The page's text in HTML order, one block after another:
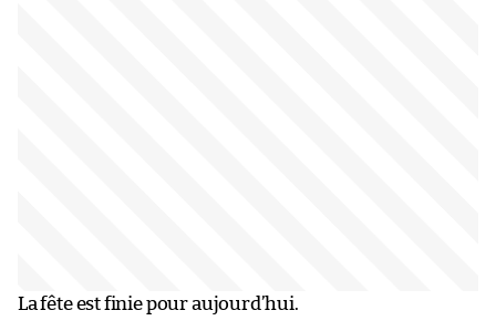
La fête est finie pour aujourd’hui.